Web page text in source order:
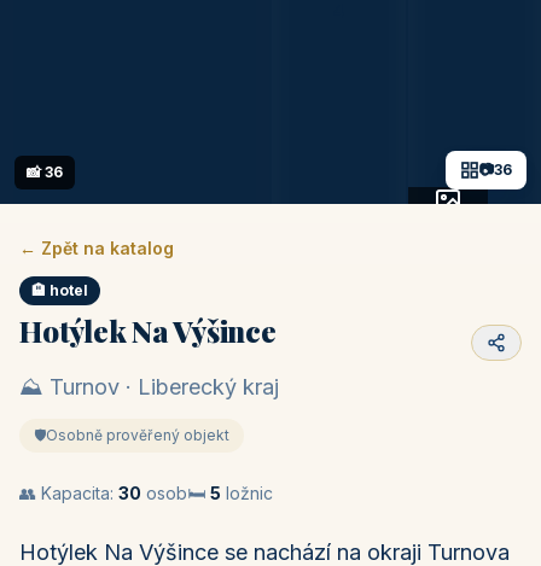
📷36
📸 36
← Zpět na katalog
🏨 hotel
Hotýlek Na Výšince
⛰️ Turnov · Liberecký kraj
🛡️Osobně prověřený objekt
👥 Kapacita: 30 osob🛏️ 5 ložnic
Hotýlek Na Výšince se nachází na okraji Turnova